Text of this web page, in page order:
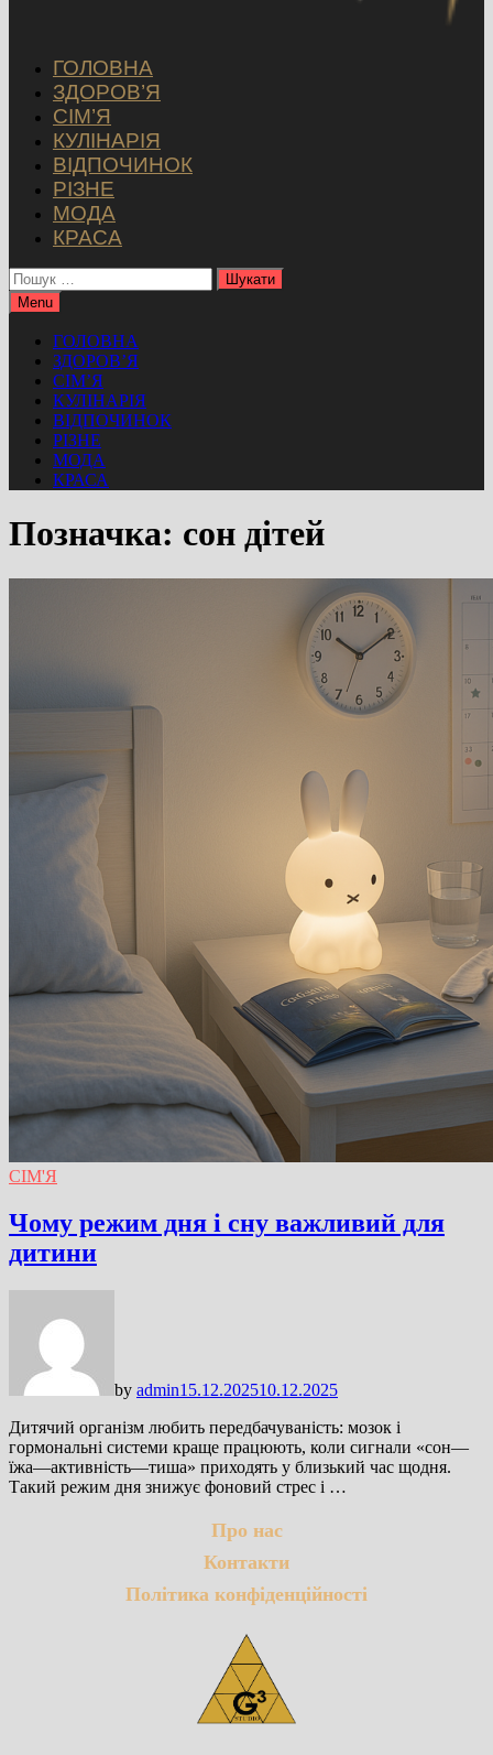
ГОЛОВНА
ЗДОРОВ’Я
СІМ’Я
КУЛІНАРІЯ
ВІДПОЧИНОК
РІЗНЕ
МОДА
КРАСА
Пошук:
Menu
ГОЛОВНА
ЗДОРОВ’Я
СІМ’Я
КУЛІНАРІЯ
ВІДПОЧИНОК
РІЗНЕ
МОДА
КРАСА
Позначка: сон дітей
СІМ'Я
Чому режим дня і сну важливий для
дитини
by admin15.12.202510.12.2025
Дитячий організм любить передбачуваність: мозок і
гормональні системи краще працюють, коли сигнали «сон—
їжа—активність—тиша» приходять у близький час щодня.
Такий режим дня знижує фоновий стрес і …
Про нас
Контакти
Політика конфіденційності